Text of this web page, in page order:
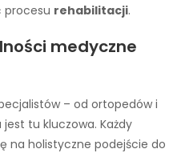
procesu rehabilitacji.
medyczne
– od ortopedów i
tu kluczowa. Każdy
na holistyczne podejście do